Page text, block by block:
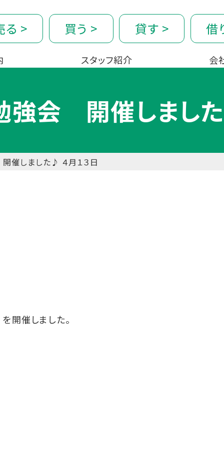
る > 買う > 貸す > 借
スタッフ紹介 会
強会 開催しまし
催しました♪ ４月１３日
催しました。